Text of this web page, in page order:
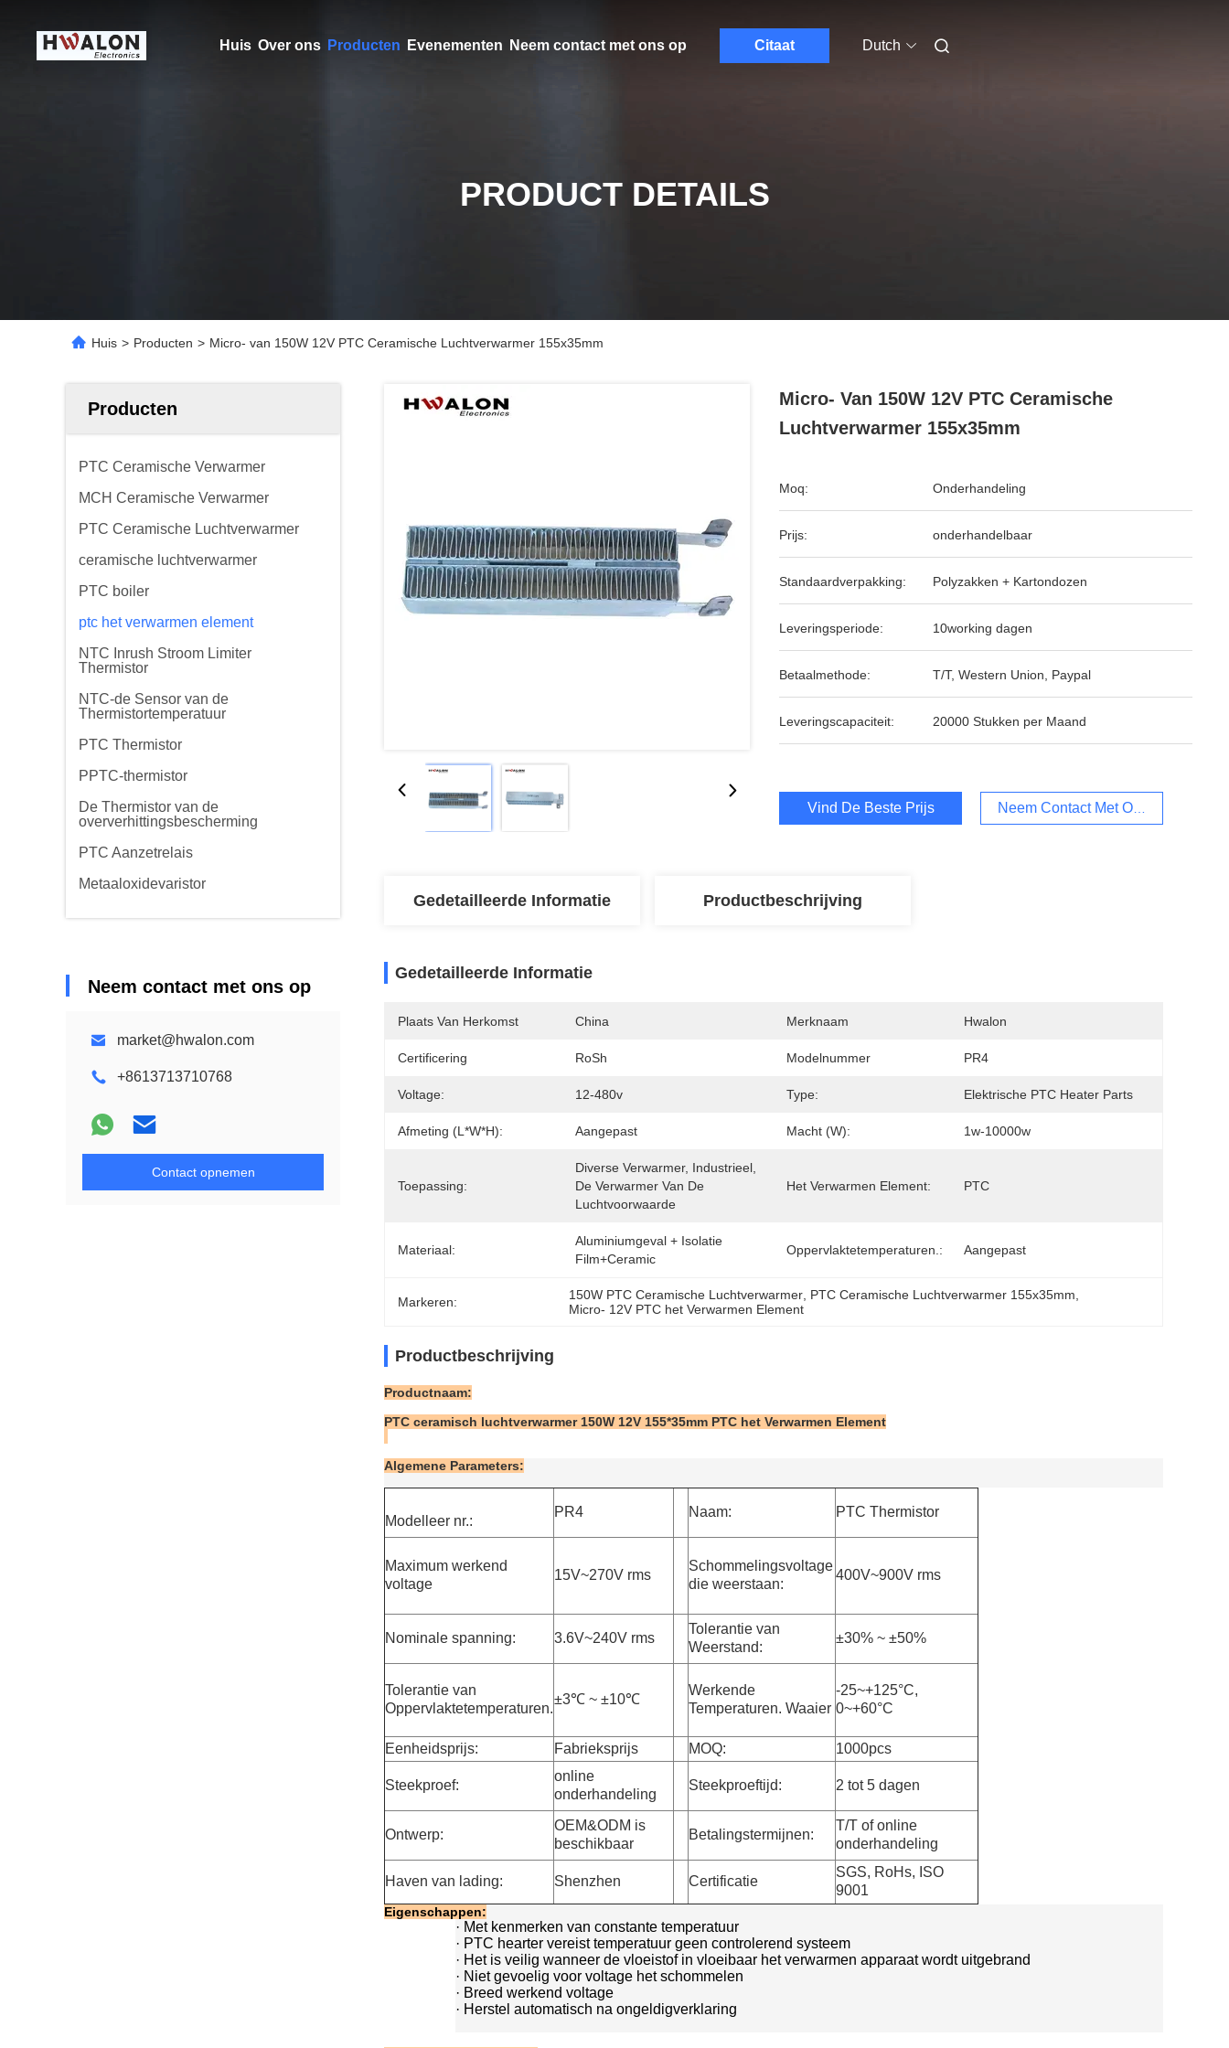
Huis Over ons Producten Evenementen Neem contact met ons op Citaat Dutch
PRODUCT DETAILS
Huis > Producten > Micro- van 150W 12V PTC Ceramische Luchtverwarmer 155x35mm
Producten
PTC Ceramische Verwarmer
MCH Ceramische Verwarmer
PTC Ceramische Luchtverwarmer
ceramische luchtverwarmer
PTC boiler
ptc het verwarmen element
NTC Inrush Stroom Limiter
Thermistor
NTC-de Sensor van de
Thermistortemperatuur
PTC Thermistor
PPTC-thermistor
De Thermistor van de
oververhittingsbescherming
PTC Aanzetrelais
Metaaloxidevaristor
Neem contact met ons op
market@hwalon.com
+8613713710768
Contact opnemen
Micro- Van 150W 12V PTC Ceramische
Luchtverwarmer 155x35mm
Moq: Onderhandeling
Prijs: onderhandelbaar
Standaardverpakking: Polyzakken + Kartondozen
Leveringsperiode: 10working dagen
Betaalmethode: T/T, Western Union, Paypal
Leveringscapaciteit: 20000 Stukken per Maand
Vind De Beste Prijs Neem Contact Met Ons Op
Gedetailleerde Informatie Productbeschrijving
Gedetailleerde Informatie
Plaats Van Herkomst China Merknaam Hwalon
Certificering RoSh Modelnummer PR4
Voltage: 12-480v Type: Elektrische PTC Heater Parts
Afmeting (l*w*h): Aangepast Macht (w): 1w-10000w
Toepassing:
Diverse Verwarmer, Industrieel,
De Verwarmer Van De
Luchtvoorwaarde
Het Verwarmen Element: PTC
Materiaal:
Aluminiumgeval + Isolatie
Film+Ceramic
Oppervlaktetemperaturen.: Aangepast
Markeren: 150W PTC Ceramische Luchtverwarmer PTC Ceramische Luchtverwarmer 155x35mm
Micro- 12V PTC het Verwarmen Element
Productbeschrijving
Productnaam:
PTC ceramisch luchtverwarmer 150W 12V 155*35mm PTC het Verwarmen Element
Algemene Parameters:
Modelleer nr.:
PR4 Naam: PTC Thermistor
Maximum werkend
voltage
15V~270V rms
Schommelingsvoltage
die weerstaan:
400V~900V rms
Nominale spanning: 3.6V~240V rms
Tolerantie van
Weerstand:
±30% ~ ±50%
Tolerantie van
Oppervlaktetemperaturen.
±3℃ ~ ±10℃
Werkende
Temperaturen. Waaier
-25~+125°C,
0~+60°C
Eenheidsprijs: Fabrieksprijs MOQ: 1000pcs
Steekproef:
online
onderhandeling
Steekproeftijd: 2 tot 5 dagen
Ontwerp:
OEM&ODM is
beschikbaar
Betalingstermijnen:
T/T of online
onderhandeling
Haven van lading: Shenzhen Certificatie
SGS, RoHs, ISO
9001
Eigenschappen:
· Met kenmerken van constante temperatuur
· PTC hearter vereist temperatuur geen controlerend systeem
· Het is veilig wanneer de vloeistof in vloeibaar het verwarmen apparaat wordt uitgebrand
· Niet gevoelig voor voltage het schommelen
· Breed werkend voltage
· Herstel automatisch na ongeldigverklaring